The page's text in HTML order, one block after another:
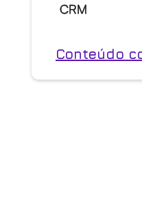
CRM
Conteúdo